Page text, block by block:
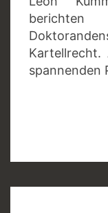
Kartellrecht.
spannenden